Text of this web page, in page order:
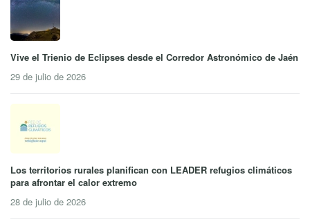
Vive el Trienio de Eclipses desde el Corredor Astronómico de Jaén
29 de julio de 2026
Los territorios rurales planifican con LEADER refugios climáticos
para afrontar el calor extremo
28 de julio de 2026